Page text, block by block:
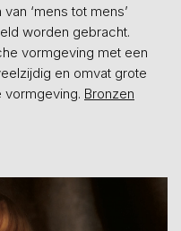
‘mens tot mens’
worden gebracht.
vormgeving met een
en omvat grote
vormgeving. Bronzen